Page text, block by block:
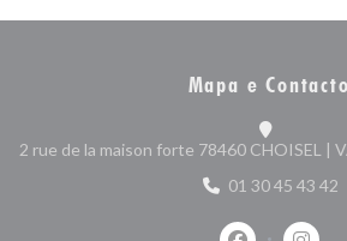
Mapa e Contacto
2 rue de la maison forte 78460 CHOISEL |
01 30 45 43 42